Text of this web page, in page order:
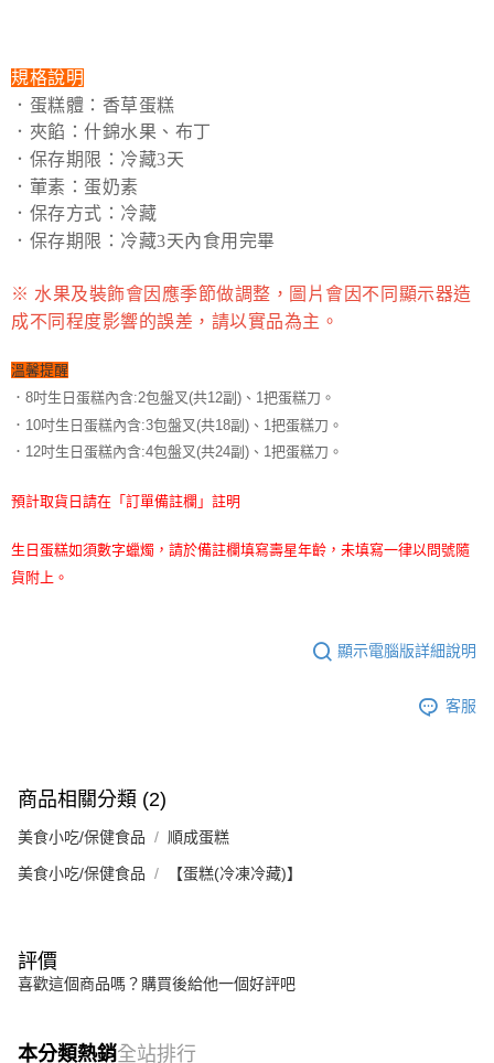
規格說明
．蛋糕體：香草蛋糕
．夾餡：什錦水果、布丁
．保存期限：冷藏3天
．葷素：蛋奶素
．保存方式：冷藏
．保存期限：冷藏3天內食用完畢
※ 水果及裝飾會因應季節做調整，圖片會因不同顯示器造
成不同程度影響的誤差，請以實品為主。
溫馨提醒
．8吋生日蛋糕內含:2包盤叉(共12副)、1把蛋糕刀。
．10吋生日蛋糕內含:3包盤叉(共18副)、1把蛋糕刀。
．12吋生日蛋糕內含:4包盤叉(共24副)、1把蛋糕刀。
預計取貨日請在「訂單備註欄」註明
生日蛋糕如須數字蠟燭，請於備註欄填寫壽星年齡，未填寫一律以問號隨
貨附上。
顯示電腦版詳細說明
客服
商品相關分類 (2)
美食小吃/保健食品 順成蛋糕
美食小吃/保健食品 【蛋糕(冷凍冷藏)】
評價
喜歡這個商品嗎？購買後給他一個好評吧
本分類熱銷全站排行